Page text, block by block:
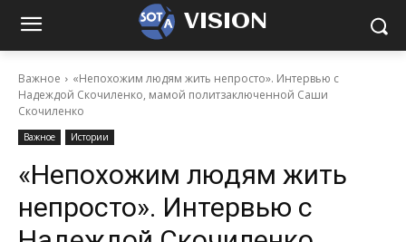
VISION
Важное
«Непохожим людям жить непросто». Интервью с
Надеждой Скочиленко, мамой политзаключенной Саши
Скочиленко
Важное Истории
«Непохожим людям жить
непросто». Интервью с